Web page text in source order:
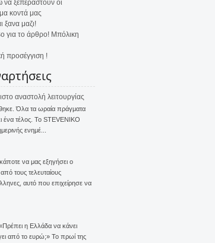
να ξεπεραστούν οι
κοντά μας
ξανα μαζι!
για το άρθρο! Μπόλικη
προσέγγιση !
αναστολή λειτουργίας
Όλα τα ωραία πράγματα
τέλος. Το STEVENIKO
ενημέ...
να μας εξηγήσει ο
τους τελευταίους
αυτό που επιχείρησε να
η Ελλάδα να κάνει
από το ευρώ;» Το πρωί της